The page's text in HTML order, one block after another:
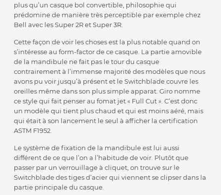
plus qu’un casque bol convertible, philosophie qui
prédomine de manière très perceptible par exemple chez
Bell avec les Super 2R et Super 3R.
Cette façon de voir les choses est la plus notable quand on
s’intéresse au form-factor de ce casque. La partie amovible
de la mandibule ne fait pas le tour du casque
contrairement à l’immense majorité des modèles que nous
avons pu voir jusqu’à présent et le Switchblade couvre les
oreilles même dans son plus simple apparat. Giro nomme
ce style qui fait penser au fomat jet « Full Cut ». C’est donc
un modèle qui tient plus chaud et qui est moins aéré, mais
qui était à son lancement le seul à afficher la certification
ASTM F1952.
Le système de fixation de la mandibule est lui aussi
différent de ce que l’on a l’habitude de voir. Plutôt que
passer par un verrouillage à cliquet, on trouve sur le
Switchblade des tiges d’acier qui viennent se clipser dans la
partie principale du casque.